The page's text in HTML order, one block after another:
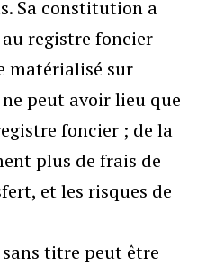
Sa constitution a
registre foncier
matérialisé sur
peut avoir lieu que
foncier ; de la
plus de frais de
et les risques de
titre peut être